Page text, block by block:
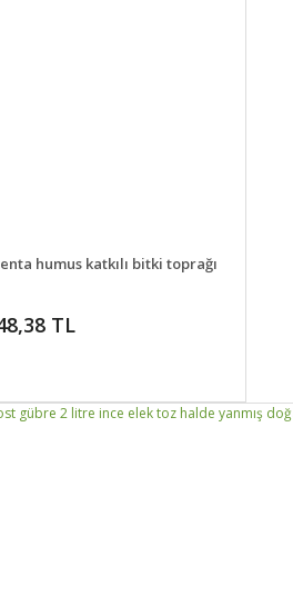
SEPETE EKLE
humus katkılı bitki toprağı
TL